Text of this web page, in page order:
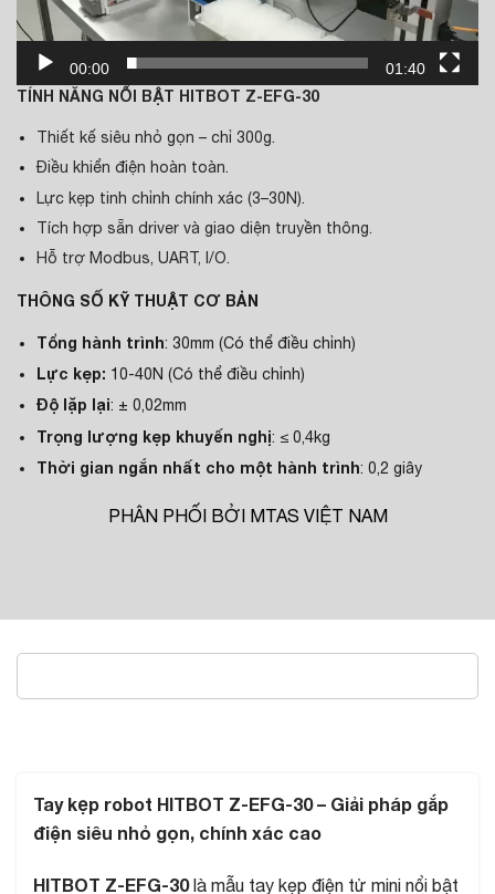
00:00 01:40
TÍNH NĂNG NỔI BẬT HITBOT Z-EFG-30
Thiết kế siêu nhỏ gọn – chỉ 300g.
Điều khiển điện hoàn toàn.
Lực kẹp tinh chỉnh chính xác (3–30N).
Tích hợp sẵn driver và giao diện truyền thông.
Hỗ trợ Modbus, UART, I/O.
THÔNG SỐ KỸ THUẬT CƠ BẢN
Tổng hành trình: 30mm (Có thể điều chỉnh)
Lực kẹp: 10-40N (Có thể điều chỉnh)
Độ lặp lại: ± 0,02mm
Trọng lượng kẹp khuyến nghị: ≤ 0,4kg
Thời gian ngắn nhất cho một hành trình: 0,2 giây
PHÂN PHỐI BỞI MTAS VIỆT NAM
Tay kẹp robot HITBOT Z-EFG-30 – Giải pháp gắp
điện siêu nhỏ gọn, chính xác cao
HITBOT Z-EFG-30là mẫu tay kẹp điện tử mini nổi bật